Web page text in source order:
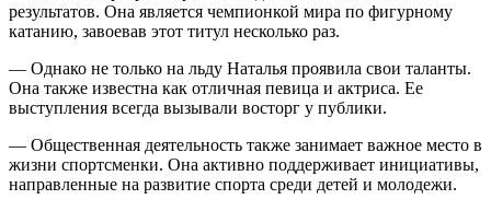
результатов. Она является чемпионкой мира по фигурному
катанию, завоевав этот титул несколько раз.
— Однако не только на льду Наталья проявила свои таланты.
Она также известна как отличная певица и актриса. Ее
выступления всегда вызывали восторг у публики.
— Общественная деятельность также занимает важное место в
жизни спортсменки. Она активно поддерживает инициативы,
направленные на развитие спорта среди детей и молодежи.